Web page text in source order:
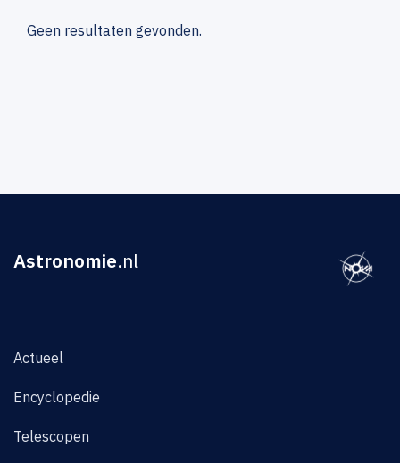
Geen resultaten gevonden.
Astronomie.nl
Actueel
Encyclopedie
Telescopen